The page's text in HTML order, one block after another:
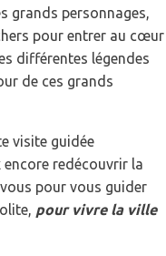
grands personnages,
pour entrer au cœur
différentes légendes
de ces grands
visite guidée
redécouvrir la
pour vous guider
pour vivre la ville